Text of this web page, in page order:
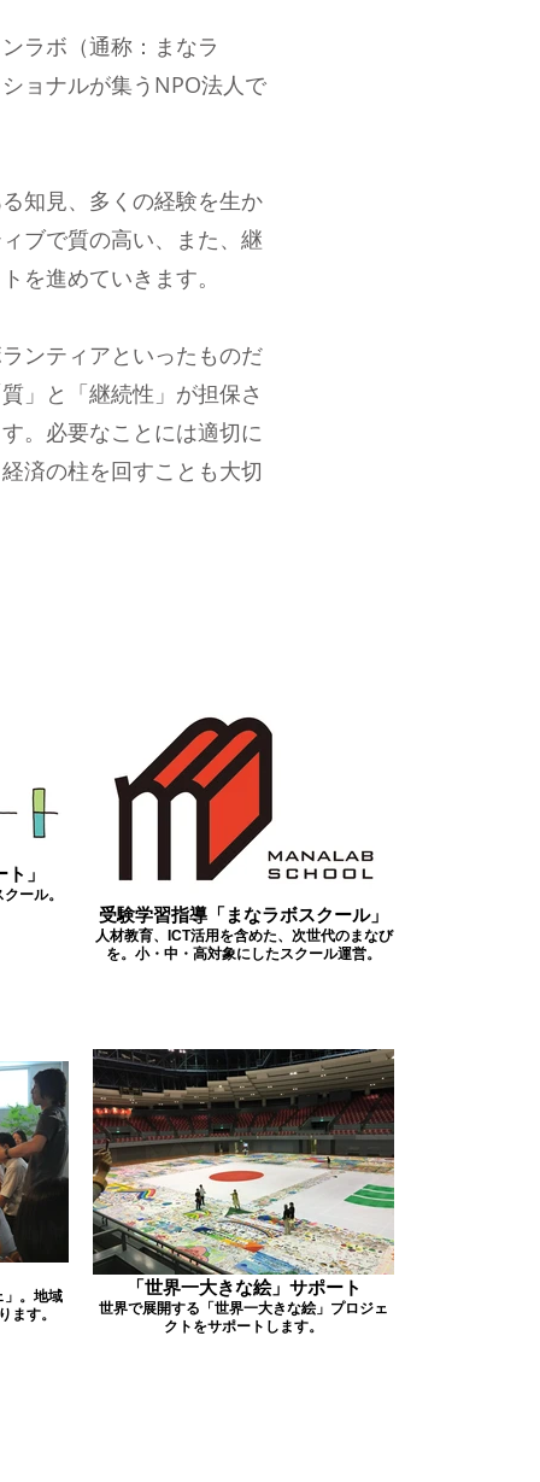
ラボ（通称：まなラ
ョナルが集うNPO法人で
知見、多くの経験を生か
ブで質の高い、また、継
を進めていきます。
ンティアといったものだ
」と「継続性」が担保さ
。必要なことには適切に
済の柱を回すことも大切
」
ール。
受験学習指導「まなラボスクール」
人材教育、ICT活用を含めた、次世代のまなび
を。小・中・高対象にしたスクール運営。
」。地域
ます。
「世界一大きな絵」サポート
世界で展開する「世界一大きな絵」プロジェ
クトをサポートします。